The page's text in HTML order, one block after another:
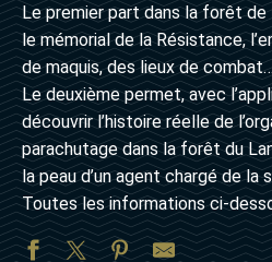
Le premier part dans la forêt de
le mémorial de la Résistance,
de maquis, des lieux de combat…
Le deuxième permet, avec
découvrir l’histoire réelle de
parachutage dans la forêt du
la peau d’un agent chargé de la
Toutes les informations ci-